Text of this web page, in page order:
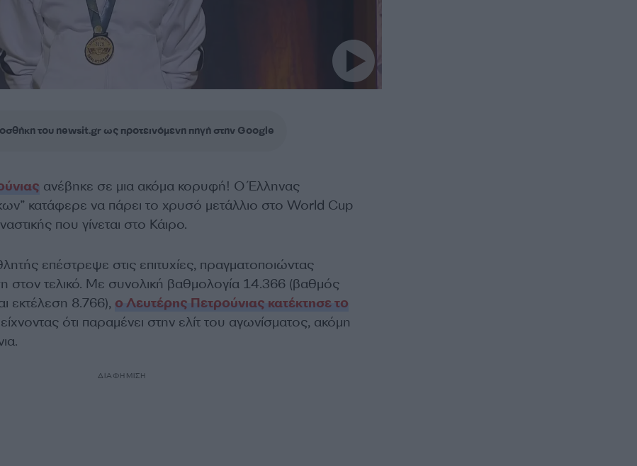
του newsit.gr ως προτεινόμενη πηγή στην Google
ανέβηκε σε μια ακόμα κορυφή! Ο Έλληνας
κατάφερε να πάρει το χρυσό μετάλλιο στο World Cup
που γίνεται στο Κάιρο.
επέστρεψε στις επιτυχίες, πραγματοποιώντας
στον τελικό. Με συνολική βαθμολογία 14.366 (βαθμός
εκτέλεση 8.766), ο Λευτέρης Πετρούνιας κατέκτησε το
ότι παραμένει στην ελίτ του αγωνίσματος, ακόμη
ΔΙΑΦΗΜΙΣΗ